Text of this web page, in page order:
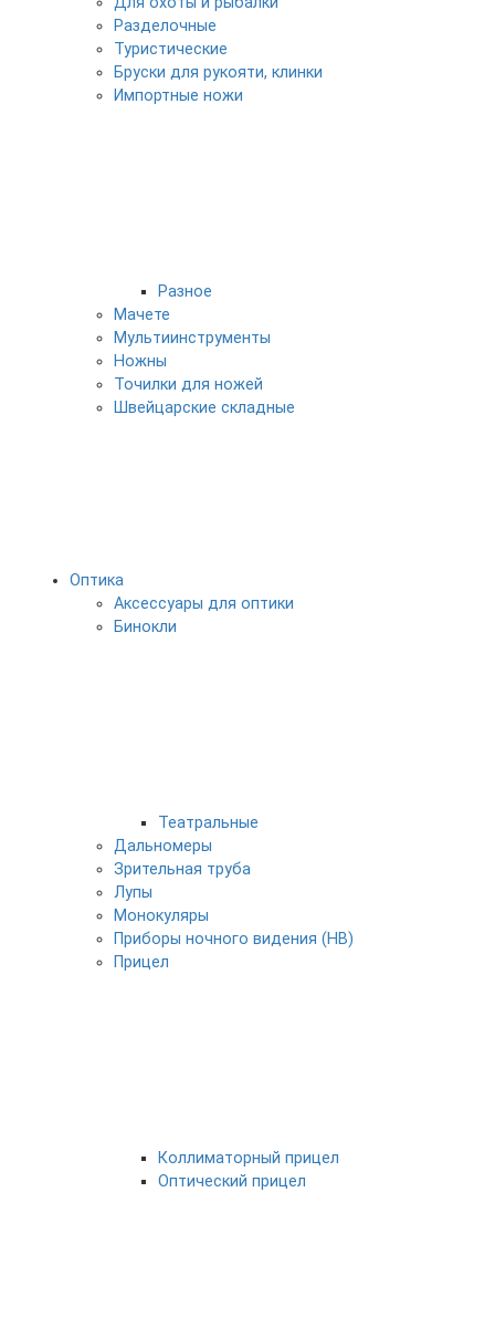
Разделочные
Туристические
Бруски для рукояти, клинки
Импортные ножи
Разное
Мачете
Мультиинструменты
Ножны
Точилки для ножей
Швейцарские складные
Оптика
Аксессуары для оптики
Бинокли
Театральные
Дальномеры
Зрительная труба
Лупы
Монокуляры
Приборы ночного видения (НВ)
Прицел
Коллиматорный прицел
Оптический прицел